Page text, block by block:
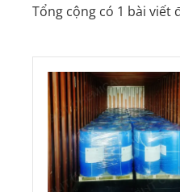
Tổng cộng có 1 bài viết